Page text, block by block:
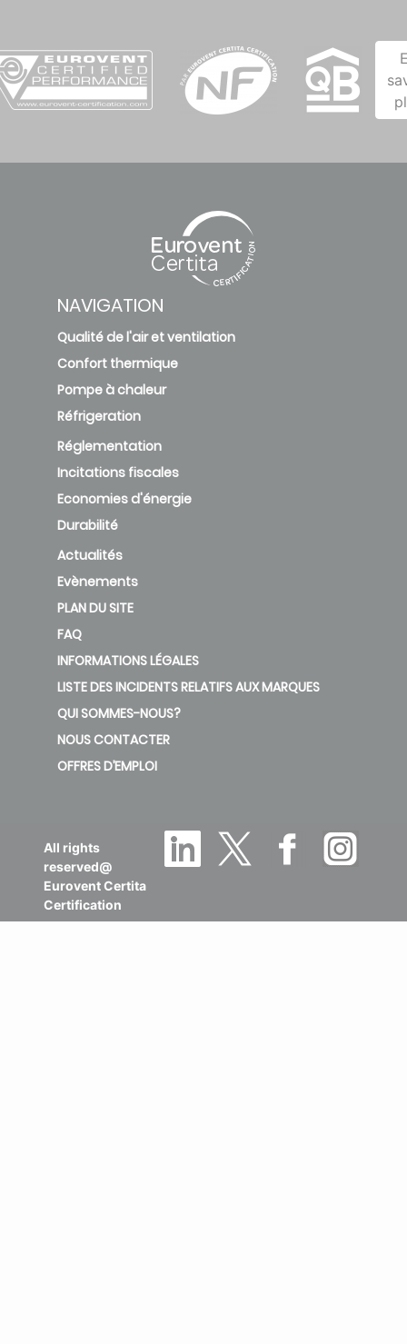
NAVIGATION
Qualité de l'air et ventilation
Confort thermique
Pompe à chaleur
Réfrigeration
Réglementation
Incitations fiscales
Economies d'énergie
Durabilité
Actualités
Evènements
PLAN DU SITE
FAQ
INFORMATIONS LÉGALES
LISTE DES INCIDENTS RELATIFS AUX MARQUES
QUI SOMMES-NOUS?
NOUS CONTACTER
OFFRES D’EMPLOI
All rights
reserved@
Eurovent Certita
Certification